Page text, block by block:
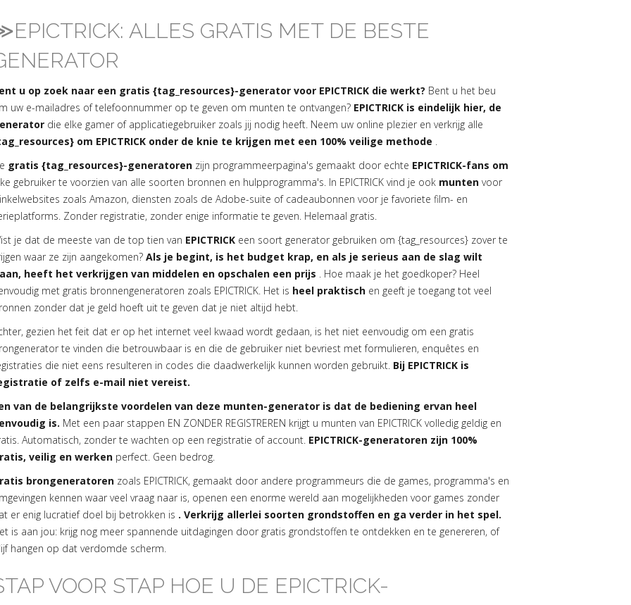
ALLES GRATIS MET DE BESTE
u op zoek naar een gratis {tag_resources}-generator voor EPICTRICK die werkt? Bent u het beu
uw e-mailadres of telefoonnummer op te geven om munten te ontvangen? EPICTRICK is eindelijk hier, de
die elke gamer of applicatiegebruiker zoals jij nodig heeft. Neem uw online plezier en verkrijg alle
om EPICTRICK onder de knie te krijgen met een 100% veilige methode .
gratis {tag_resources}-generatoren zijn programmeerpagina's gemaakt door echte EPICTRICK-fans om
gebruiker te voorzien van alle soorten bronnen en hulpprogramma's. In EPICTRICK vind je ook munten voor
zoals Amazon, diensten zoals de Adobe-suite of cadeaubonnen voor je favoriete film- en
Zonder registratie, zonder enige informatie te geven. Helemaal gratis.
je dat de meeste van de top tien van EPICTRICK een soort generator gebruiken om {tag_resources} zover te
waar ze zijn aangekomen? Als je begint, is het budget krap, en als je serieus aan de slag wilt
heeft het verkrijgen van middelen en opschalen een prijs . Hoe maak je het goedkoper? Heel
met gratis bronnengeneratoren zoals EPICTRICK. Het is heel praktisch en geeft je toegang tot veel
zonder dat je geld hoeft uit te geven dat je niet altijd hebt.
gezien het feit dat er op het internet veel kwaad wordt gedaan, is het niet eenvoudig om een gratis
te vinden die betrouwbaar is en die de gebruiker niet bevriest met formulieren, enquêtes en
die niet eens resulteren in codes die daadwerkelijk kunnen worden gebruikt. Bij EPICTRICK is
of zelfs e-mail niet vereist.
van de belangrijkste voordelen van deze munten-generator is dat de bediening ervan heel
is. Met een paar stappen EN ZONDER REGISTREREN krijgt u munten van EPICTRICK volledig geldig en
Automatisch, zonder te wachten op een registratie of account. EPICTRICK-generatoren zijn 100%
veilig en werken perfect. Geen bedrog.
brongeneratoren zoals EPICTRICK, gemaakt door andere programmeurs die de games, programma's en
kennen waar veel vraag naar is, openen een enorme wereld aan mogelijkheden voor games zonder
er enig lucratief doel bij betrokken is . Verkrijg allerlei soorten grondstoffen en ga verder in het spel.
is aan jou: krijg nog meer spannende uitdagingen door gratis grondstoffen te ontdekken en te genereren, of
hangen op dat verdomde scherm.
VOOR STAP HOE U DE EPICTRICK-